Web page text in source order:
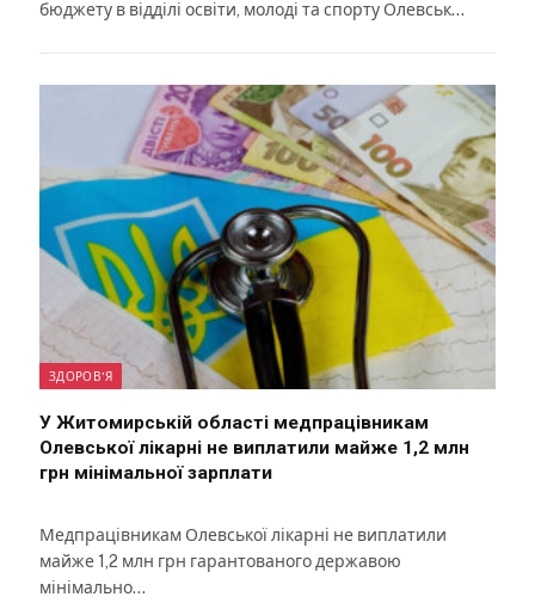
бюджету в відділі освіти, молоді та спорту Олевськ…
ЗДОРОВ'Я
У Житомирській області медпрацівникам
Олевської лікарні не виплатили майже 1,2 млн
грн мінімальної зарплати
Медпрацівникам Олевської лікарні не виплатили
майже 1,2 млн грн гарантованого державою
мінімально…